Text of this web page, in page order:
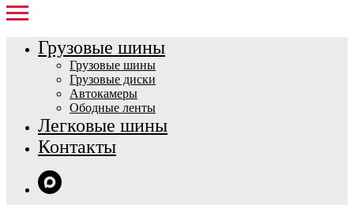
Грузовые шины
Грузовые шины
Грузовые диски
Автокамеры
Ободные ленты
Легковые шины
Контакты